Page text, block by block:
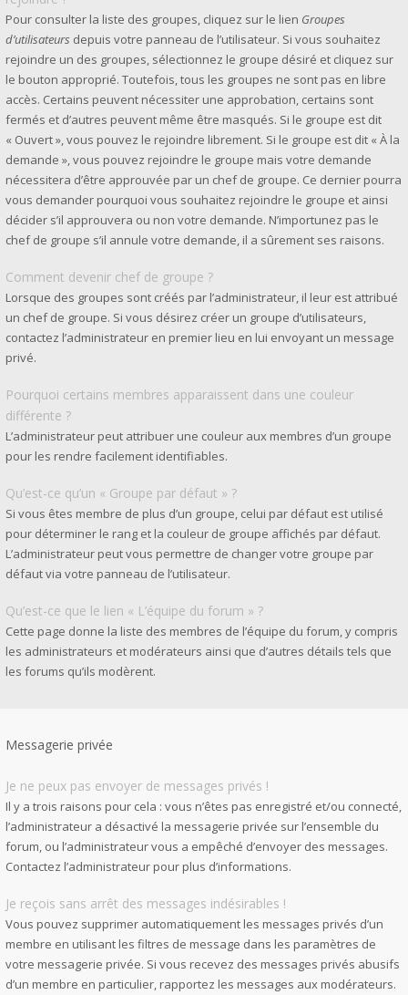
Pour consulter la liste des groupes, cliquez sur le lien Groupes
d’utilisateurs depuis votre panneau de l’utilisateur. Si vous souhaitez
rejoindre un des groupes, sélectionnez le groupe désiré et cliquez sur
le bouton approprié. Toutefois, tous les groupes ne sont pas en libre
accès. Certains peuvent nécessiter une approbation, certains sont
fermés et d’autres peuvent même être masqués. Si le groupe est dit
« Ouvert », vous pouvez le rejoindre librement. Si le groupe est dit « À la
demande », vous pouvez rejoindre le groupe mais votre demande
nécessitera d’être approuvée par un chef de groupe. Ce dernier pourra
vous demander pourquoi vous souhaitez rejoindre le groupe et ainsi
décider s’il approuvera ou non votre demande. N’importunez pas le
chef de groupe s’il annule votre demande, il a sûrement ses raisons.
Comment devenir chef de groupe ?
Lorsque des groupes sont créés par l’administrateur, il leur est attribué
un chef de groupe. Si vous désirez créer un groupe d’utilisateurs,
contactez l’administrateur en premier lieu en lui envoyant un message
privé.
Pourquoi certains membres apparaissent dans une couleur
différente ?
L’administrateur peut attribuer une couleur aux membres d’un groupe
pour les rendre facilement identifiables.
Qu’est-ce qu’un « Groupe par défaut » ?
Si vous êtes membre de plus d’un groupe, celui par défaut est utilisé
pour déterminer le rang et la couleur de groupe affichés par défaut.
L’administrateur peut vous permettre de changer votre groupe par
défaut via votre panneau de l’utilisateur.
Qu’est-ce que le lien « L’équipe du forum » ?
Cette page donne la liste des membres de l’équipe du forum, y compris
les administrateurs et modérateurs ainsi que d’autres détails tels que
les forums qu’ils modèrent.
Messagerie privée
Je ne peux pas envoyer de messages privés !
Il y a trois raisons pour cela : vous n’êtes pas enregistré et/ou connecté,
l’administrateur a désactivé la messagerie privée sur l’ensemble du
forum, ou l’administrateur vous a empêché d’envoyer des messages.
Contactez l’administrateur pour plus d’informations.
Je reçois sans arrêt des messages indésirables !
Vous pouvez supprimer automatiquement les messages privés d’un
membre en utilisant les filtres de message dans les paramètres de
votre messagerie privée. Si vous recevez des messages privés abusifs
d’un membre en particulier, rapportez les messages aux modérateurs.